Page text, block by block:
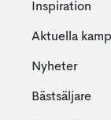
Inspiration
Aktuella
Nyheter
Bästsäljare